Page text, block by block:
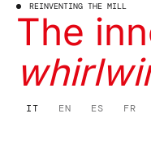
REINVENTING THE MILL
The
IT EN ES FR